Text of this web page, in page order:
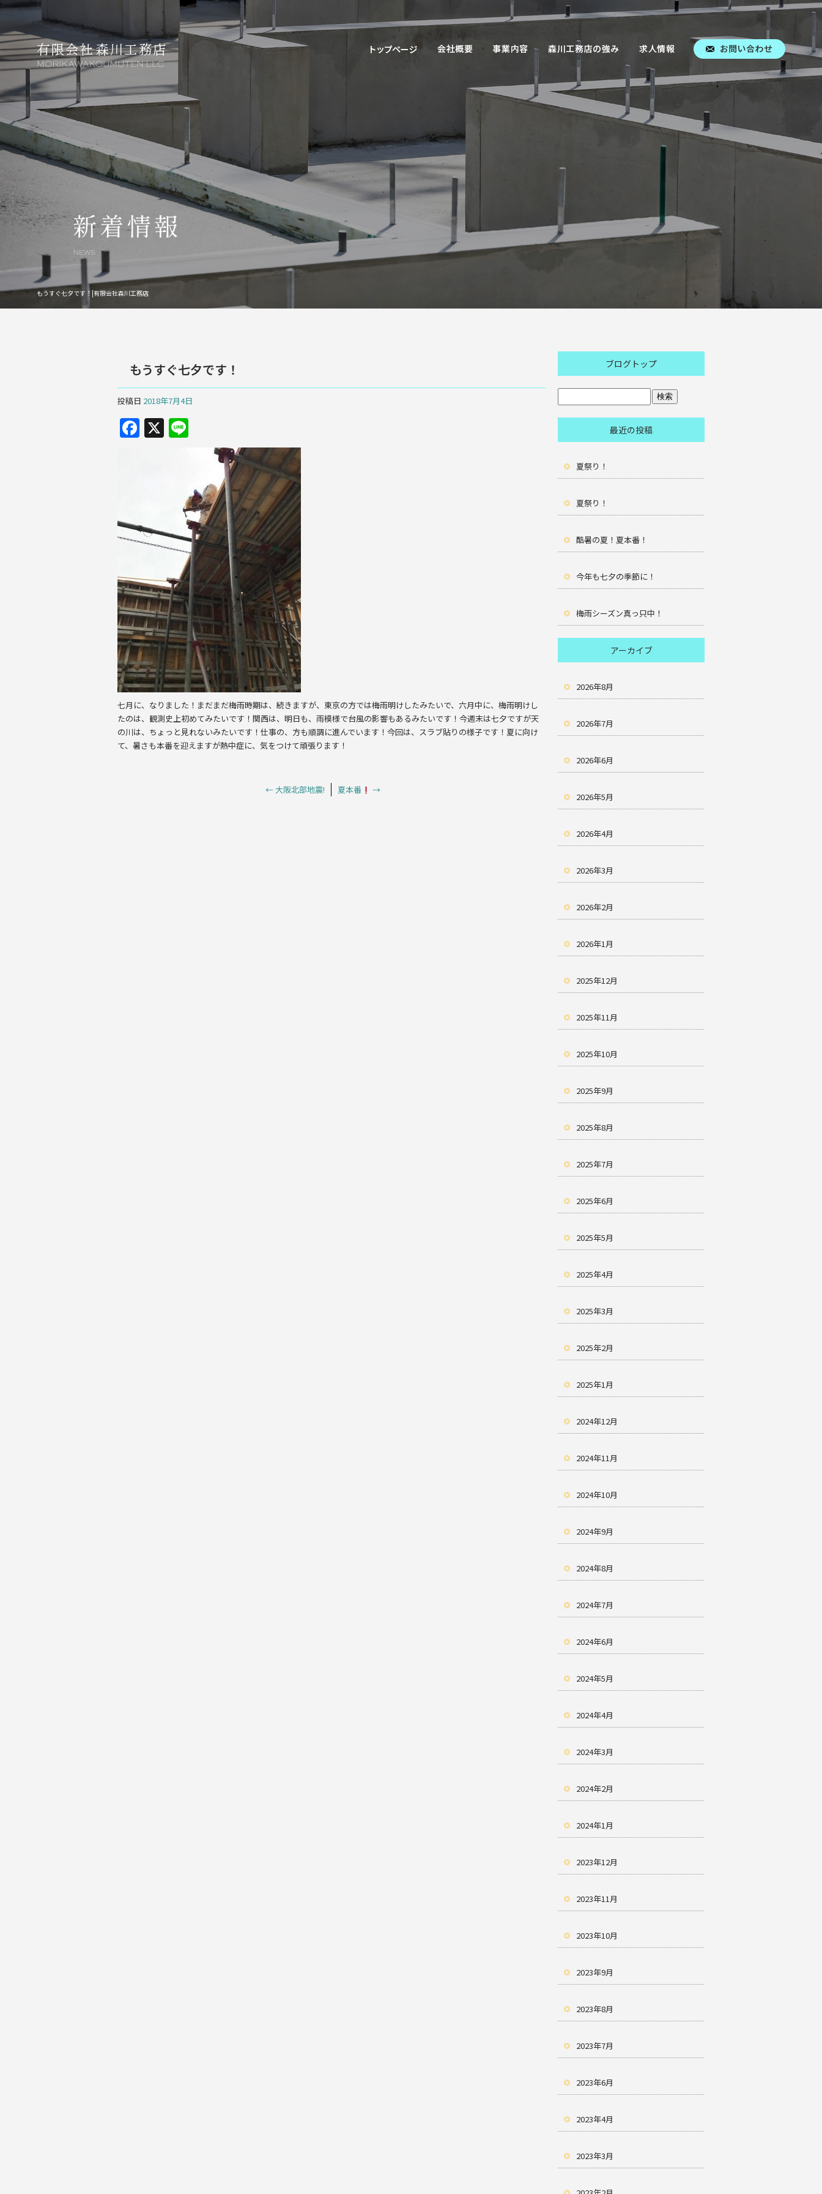
もうすぐ七夕です！|有限会社森川工務店
もうすぐ七夕です！
投稿日 2018年7月4日
F
o
o
X
七月に、なりました！まだまだ梅雨時期は、続きますが、東京の方では梅雨明けしたみたいで、六月中に、梅雨明けし
たのは、観測史上初めてみたいです！関西は、明日も、雨模様で台風の影響もあるみたいです！今週末は七夕ですが天
の川は、ちょっと見れないみたいです！仕事の、方も順調に進んでいます！今回は、スラブ貼りの様子です！夏に向け
て、暑さも本番を迎えますが熱中症に、気をつけて頑張ります！
←大阪北部地震! 夏本番 →
ブログトップ
最近の投稿
夏祭り！
夏祭り！
酷暑の夏！夏本番！
今年も七夕の季節に！
梅雨シーズン真っ只中！
アーカイブ
2026年8月
2026年7月
2026年6月
2026年5月
2026年4月
2026年3月
2026年2月
2026年1月
2025年12月
2025年11月
2025年10月
2025年9月
2025年8月
2025年7月
2025年6月
2025年5月
2025年4月
2025年3月
2025年2月
2025年1月
2024年12月
2024年11月
2024年10月
2024年9月
2024年8月
2024年7月
2024年6月
2024年5月
2024年4月
2024年3月
2024年2月
2024年1月
2023年12月
2023年11月
2023年10月
2023年9月
2023年8月
2023年7月
2023年6月
2023年4月
2023年3月